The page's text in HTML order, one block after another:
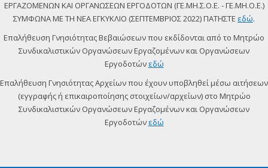
ΕΡΓΑΖΟΜΕΝΩΝ ΚΑΙ ΟΡΓΑΝΩΣΕΩΝ ΕΡΓΟΔΟΤΩΝ (ΓΕ.ΜΗ.Σ.Ο.Ε. - ΓΕ.ΜΗ.Ο.Ε.)
ΣΥΜΦΩΝΑ ΜΕ ΤΗ ΝΕΑ ΕΓΚΥΚΛΙΟ (ΣΕΠΤΕΜΒΡΙΟΣ 2022) ΠΑΤΗΣΤΕ εδώ.
Επαλήθευση Γνησιότητας Βεβαιώσεων που εκδίδονται από το Μητρώο
Συνδικαλιστικών Οργανώσεων Εργαζομένων και Οργανώσεων
Εργοδοτών εδώ
Επαλήθευση Γνησιότητας Αρχείων που έχουν υποβληθεί μέσω αιτήσεων
(εγγραφής ή επικαιροποίησης στοιχείων/αρχείων) στο Μητρώο
Συνδικαλιστικών Οργανώσεων Εργαζομένων και Οργανώσεων
Εργοδοτών εδώ